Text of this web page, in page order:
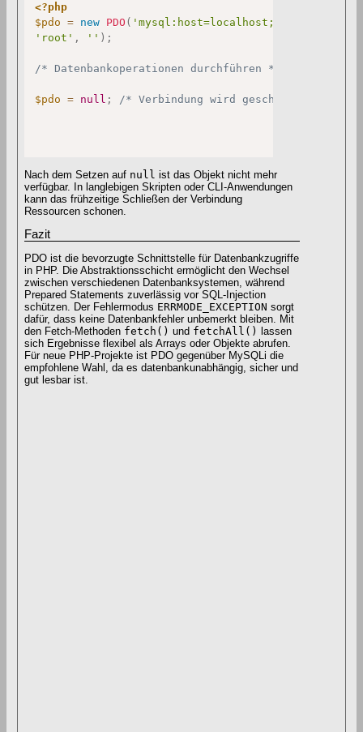
<?php
$pdo
= new PDO ( 'mysql:host=localhost;dbname=test'
'root' , '' ) ;
/* Datenbankoperationen durchführen */
$pdo = null ; /* Verbindung wird geschlossen */
Nach dem Setzen auf null ist das Objekt nicht mehr
verfügbar. In langlebigen Skripten oder CLI-Anwendungen
kann das frühzeitige Schließen der Verbindung
Ressourcen schonen.
Fazit
PDO ist die bevorzugte Schnittstelle für Datenbankzugriffe
in PHP. Die Abstraktionsschicht ermöglicht den Wechsel
zwischen verschiedenen Datenbanksystemen, während
Prepared Statements zuverlässig vor SQL-Injection
schützen. Der Fehlermodus ERRMODE_EXCEPTION sorgt
dafür, dass keine Datenbankfehler unbemerkt bleiben. Mit
den Fetch-Methoden fetch() und fetchAll()
lassen
sich Ergebnisse flexibel als Arrays oder Objekte abrufen.
Für neue PHP-Projekte ist PDO gegenüber MySQLi die
empfohlene Wahl, da es datenbankunabhängig, sicher und
gut lesbar ist.